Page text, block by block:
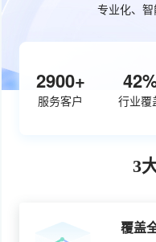
专业化、
3720+
服务客户 行业覆
3
覆盖